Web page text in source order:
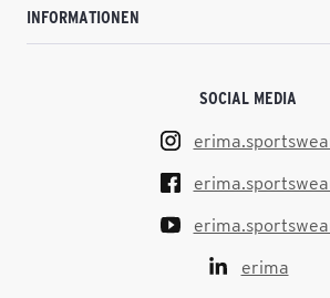
INFORMATIONEN
SOCIAL MEDIA
erima